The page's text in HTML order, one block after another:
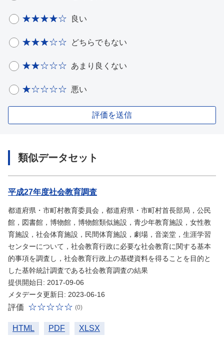
良い
どちらでもない
あまり良くない
悪い
評価を送信
類似データセット
平成27年度社会教育調査
都道府県・市町村教育委員会，都道府県・市町村首長部局，公民
館，図書館，博物館，博物館類似施設，青少年教育施設，女性教
育施設，社会体育施設，民間体育施設，劇場，音楽堂，生涯学習
センターについて，社会教育行政に必要な社会教育に関する基本
的事項を調査し，社会教育行政上の基礎資料を得ることを目的と
した基幹統計調査である社会教育調査の結果
提供開始日: 2017-09-06
メタデータ更新日: 2023-06-16
評価 (0)
HTML PDF XLSX